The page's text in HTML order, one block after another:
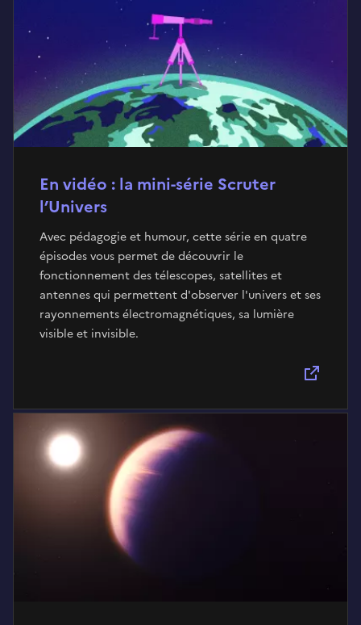
En vidéo : la mini-série Scruter
l’Univers
Avec pédagogie et humour, cette série en quatre
épisodes vous permet de découvrir le
fonctionnement des télescopes, satellites et
antennes qui permettent d'observer l'univers et ses
rayonnements électromagnétiques, sa lumière
visible et invisible.